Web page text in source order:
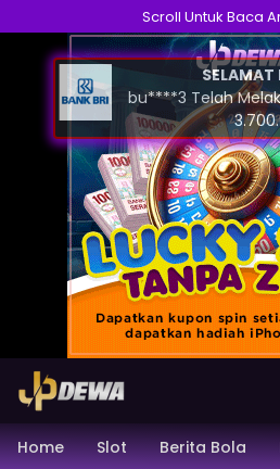
to
content
Scroll Untuk Baca
Home Slot Berita Bola
SELAMAT
bu****3 Telah